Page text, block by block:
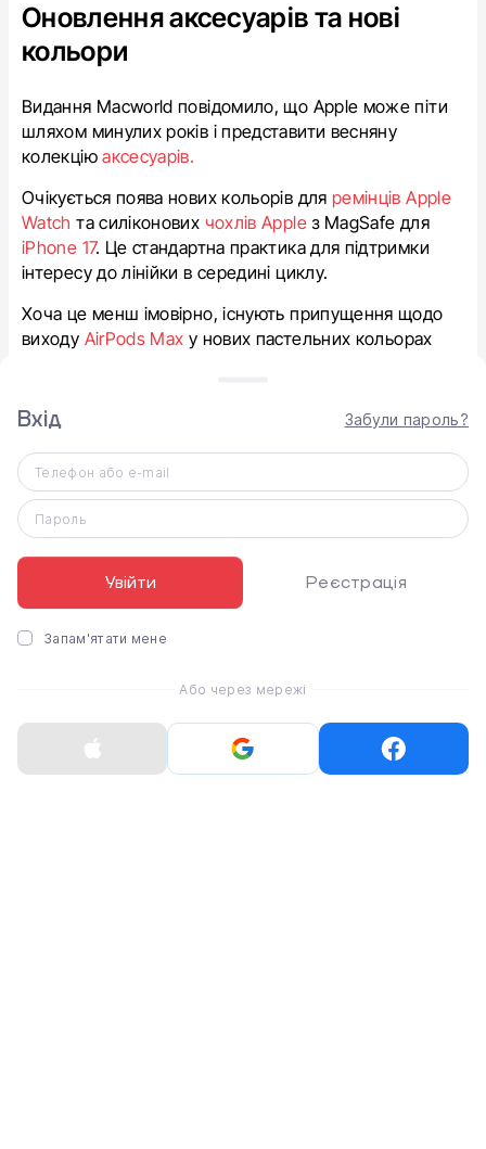
Оновлення аксесуарів та нові
кольори
Видання Macworld повідомило, що Apple може піти
шляхом минулих років і представити весняну
колекціюаксесуарів.
Очікується поява нових кольорів для ремінців Apple
Watch та силіконових чохлів Appleз MagSafe для
iPhone 17. Це стандартна практика для підтримки
інтересу до лінійки в середині циклу.
Хоча це менш імовірно, існують припущення щодо
виходу AirPods Max у нових пастельних кольорах
Чи будуть нові Mac?
Шанси на анонс новихMacBookабоMac Studioу
травні залишаються дуже низькими. Експерти
схиляються до того, що Apple притримає всі апаратні
новинки на базі чипів серії M5 для презентації під
час відкриття WWDC у червні.
Травень 2026 року буде зосереджений на «роботі
над помилками» та косметичних оновленнях. Якщо
ви плануєте придбати новий
або
, краще
Вхід Забули пароль?
Телефон або e-mail
Пароль
Увійти Реєстрація
Запам'ятати мене
Або через мережі